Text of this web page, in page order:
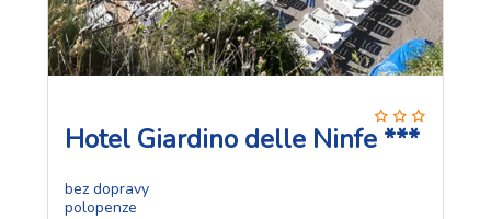
Hotel Giardino delle Ninfe ***
bez dopravy
polopenze